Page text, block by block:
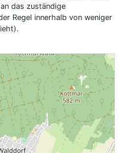
das zuständige
Regel innerhalb von weniger